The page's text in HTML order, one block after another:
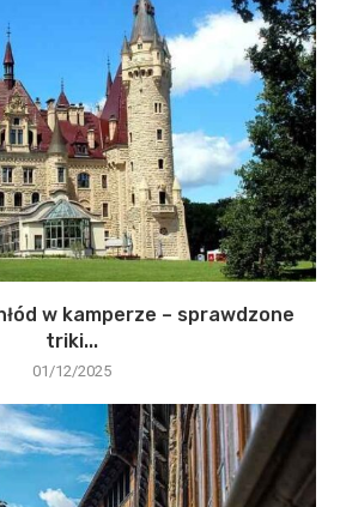
w kamperze – sprawdzone
triki...
01/12/2025